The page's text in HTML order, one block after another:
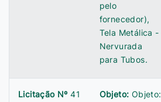
pelo
fornecedor),
Tela Metálica -
Nervurada
para Tubos.
Licitação Nº41
Objeto: Objeto: